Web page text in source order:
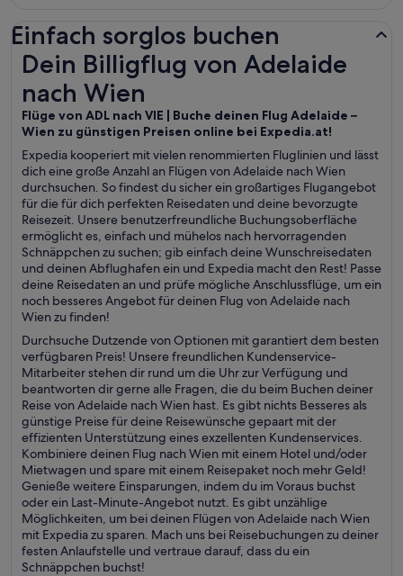
Einfach sorglos buchen
Dein Billigflug von Adelaide
nach Wien
Flüge von ADL nach VIE | Buche deinen Flug Adelaide –
Wien zu günstigen Preisen online bei Expedia.at!
Expedia kooperiert mit vielen renommierten Fluglinien und lässt
dich eine große Anzahl an Flügen von Adelaide nach Wien
durchsuchen. So findest du sicher ein großartiges Flugangebot
für die für dich perfekten Reisedaten und deine bevorzugte
Reisezeit. Unsere benutzerfreundliche Buchungsoberfläche
ermöglicht es, einfach und mühelos nach hervorragenden
Schnäppchen zu suchen; gib einfach deine Wunschreisedaten
und deinen Abflughafen ein und Expedia macht den Rest! Passe
deine Reisedaten an und prüfe mögliche Anschlussflüge, um ein
noch besseres Angebot für deinen Flug von Adelaide nach
Wien zu finden!
Durchsuche Dutzende von Optionen mit garantiert dem besten
verfügbaren Preis! Unsere freundlichen Kundenservice-
Mitarbeiter stehen dir rund um die Uhr zur Verfügung und
beantworten dir gerne alle Fragen, die du beim Buchen deiner
Reise von Adelaide nach Wien hast. Es gibt nichts Besseres als
günstige Preise für deine Reisewünsche gepaart mit der
effizienten Unterstützung eines exzellenten Kundenservices.
Kombiniere deinen Flug nach Wien mit einem Hotel und/oder
Mietwagen und spare mit einem Reisepaket noch mehr Geld!
Genieße weitere Einsparungen, indem du im Voraus buchst
oder ein Last-Minute-Angebot nutzt. Es gibt unzählige
Möglichkeiten, um bei deinen Flügen von Adelaide nach Wien
mit Expedia zu sparen. Mach uns bei Reisebuchungen zu deiner
festen Anlaufstelle und vertraue darauf, dass du ein
Schnäppchen buchst!
Dein Billigflug von Adelaide nach Wien